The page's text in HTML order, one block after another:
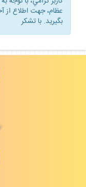
عظام، جهت اطلاع از
بگيريد. با تشكر